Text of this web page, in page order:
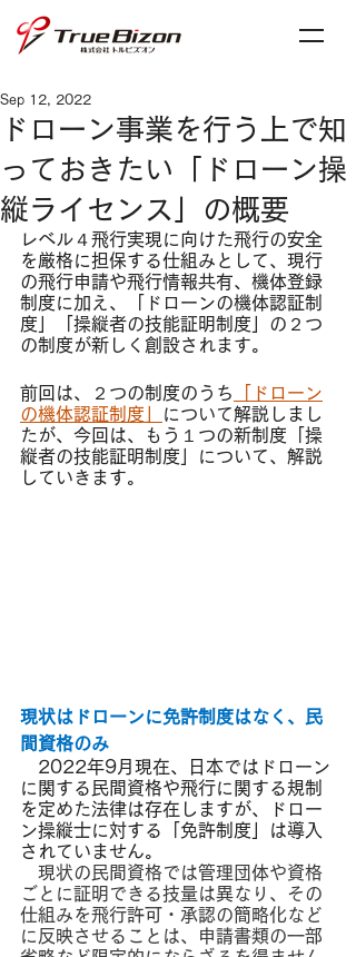
ドローン事業を行う上で知
っておきたい「ドローン操
縦ライセンス」の概要
Sep 12, 2022
レベル４飛行実現に向けた飛行の安全
を厳格に担保する仕組みとして、現行
の飛行申請や飛行情報共有、機体登録
制度に加え、「ドローンの機体認証制
度」「操縦者の技能証明制度」の２つ
の制度が新しく創設されます。
前回は、２つの制度のうち
「ドローン
の機体認証制度」
について解説しまし
たが、今回は、もう１つの新制度「操
縦者の技能証明制度」について、解説
していきます。
現状はドローンに免許制度はなく、民
間資格のみ
2022年9月現在、日本ではドローン
に関する民間資格や飛行に関する規制
を定めた法律は存在しますが、ドロー
ン操縦士に対する「免許制度」は導入
されていません。
現状の民間資格では管理団体や資格
ごとに証明できる技量は異なり、その
仕組みを飛行許可・承認の簡略化など
に反映させることは、申請書類の一部